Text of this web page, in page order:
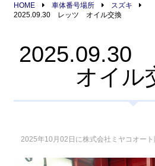
HOME 車体番号場所
スズキ
2025.09.30 レッツ オイル交換
オイル
2025年10月02日に株式会社ミヤコオー